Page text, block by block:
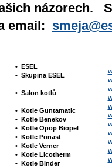
názorech.
email:
•
ESEL
• Skupina ESEL
• Salon kotlů
• Kotle Guntamatic
•
Kotle Benekov
•
Kotle Opop Biopel
•
Kotle Ponast
•
Kotle Verner
•
Kotle Licotherm
•
Kotle Binder